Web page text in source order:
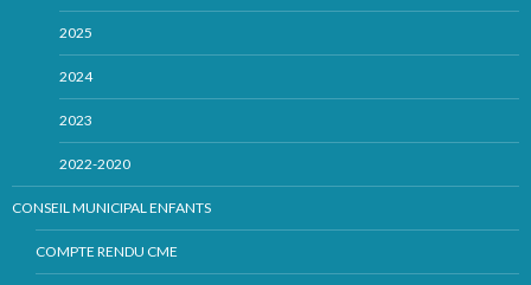
2025
2024
2023
2022-2020
CONSEIL MUNICIPAL ENFANTS
COMPTE RENDU CME